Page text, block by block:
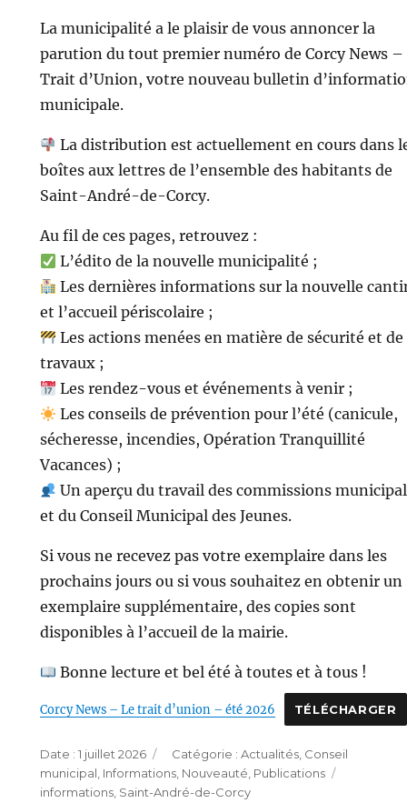
La municipalité a le plaisir de vous annoncer la
parution du tout premier numéro de Corcy News –
Trait d’Union, votre nouveau bulletin
municipale.
La distribution est actuellement en cours dans
boîtes aux lettres de l’ensemble des habitants de
Saint-André-de-Corcy.
Au fil de ces pages, retrouvez :
L’édito de la nouvelle municipalité ;
Les dernières informations sur la nouvelle
et l’accueil périscolaire ;
Les actions menées en matière de sécurité et de
travaux ;
Les rendez-vous et événements à venir ;
Les conseils de prévention pour l’été (canicule,
sécheresse, incendies, Opération Tranquillité
Vacances) ;
Un aperçu du travail des commissions
et du Conseil Municipal des Jeunes.
Si vous ne recevez pas votre exemplaire dans les
prochains jours ou si vous souhaitez en obtenir un
exemplaire supplémentaire, des copies sont
disponibles à l’accueil de la mairie.
Bonne lecture et bel été à toutes et à tous !
Corcy News – Le trait d’union – été 2026 TÉLÉCHARGER
Publié
le
1 juillet 2026 Catégories
Actualités, Conseil
municipal Informations, Nouveauté Publications
informations, Saint-André-de-Corcy